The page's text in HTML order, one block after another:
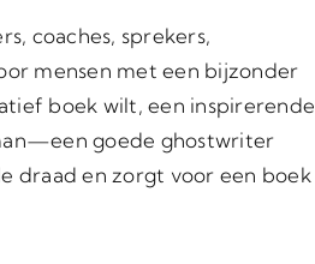
coaches, sprekers,
mensen met een bijzonder
boek wilt, een inspirerende
goede ghostwriter
draad en zorgt voor een boek